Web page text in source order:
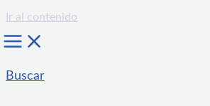
Ir al contenido
Buscar